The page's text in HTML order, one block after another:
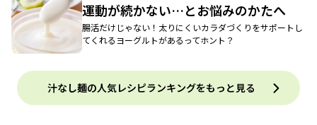
運動が続かない…とお悩みのかたへ
腸活だけじゃない！太りにくいカラダづくりをサポートし
てくれるヨーグルトがあるってホント？
汁なし麺の人気レシピランキングをもっと見る